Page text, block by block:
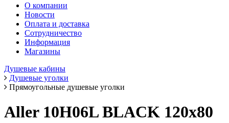
О компании
Новости
Оплата и доставка
Сотрудничество
Информация
Магазины
Душевые кабины
Душевые уголки
Прямоугольные душевые уголки
Aller 10H06L BLACK 120х80